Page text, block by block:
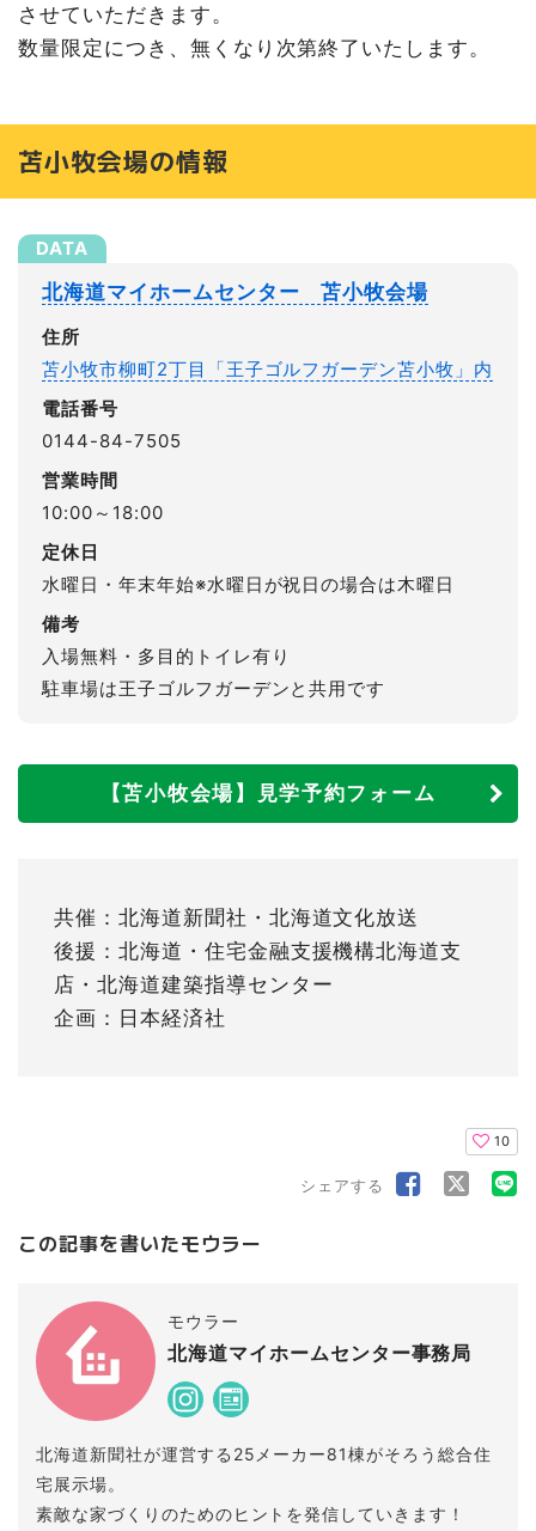
させていただきます。
数量限定につき、無くなり次第終了いたします。
苫小牧会場の情報
北海道マイホームセンター 苫小牧会場
住所
苫小牧市柳町2丁目「王子ゴルフガーデン苫小牧」内
電話番号
0144-84-7505
営業時間
10:00～18:00
定休日
水曜日・年末年始※水曜日が祝日の場合は木曜日
備考
入場無料・多目的トイレ有り
駐車場は王子ゴルフガーデンと共用です
【苫小牧会場】見学予約フォーム
共催：北海道新聞社・北海道文化放送
後援：北海道・住宅金融支援機構北海道支
店・北海道建築指導センター
企画：日本経済社
10
シェアする
この記事を書いたモウラー
モウラー
北海道マイホームセンター事務局
北海道新聞社が運営する25メーカー81棟がそろう総合住
宅展示場。
素敵な家づくりのためのヒントを発信していきます！